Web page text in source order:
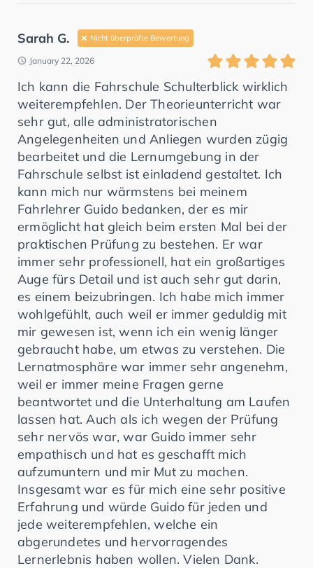
Sarah G. Nicht überprüfte Bewertung
January 22, 2026
Ich kann die Fahrschule Schulterblick wirklich
weiterempfehlen. Der Theorieunterricht war
sehr gut, alle administratorischen
Angelegenheiten und Anliegen wurden zügig
bearbeitet und die Lernumgebung in der
Fahrschule selbst ist einladend gestaltet. Ich
kann mich nur wärmstens bei meinem
Fahrlehrer Guido bedanken, der es mir
ermöglicht hat gleich beim ersten Mal bei der
praktischen Prüfung zu bestehen. Er war
immer sehr professionell, hat ein großartiges
Auge fürs Detail und ist auch sehr gut darin,
es einem beizubringen. Ich habe mich immer
wohlgefühlt, auch weil er immer geduldig mit
mir gewesen ist, wenn ich ein wenig länger
gebraucht habe, um etwas zu verstehen. Die
Lernatmosphäre war immer sehr angenehm,
weil er immer meine Fragen gerne
beantwortet und die Unterhaltung am Laufen
lassen hat. Auch als ich wegen der Prüfung
sehr nervös war, war Guido immer sehr
empathisch und hat es geschafft mich
aufzumuntern und mir Mut zu machen.
Insgesamt war es für mich eine sehr positive
Erfahrung und würde Guido für jeden und
jede weiterempfehlen, welche ein
abgerundetes und hervorragendes
Lernerlebnis haben wollen. Vielen Dank.